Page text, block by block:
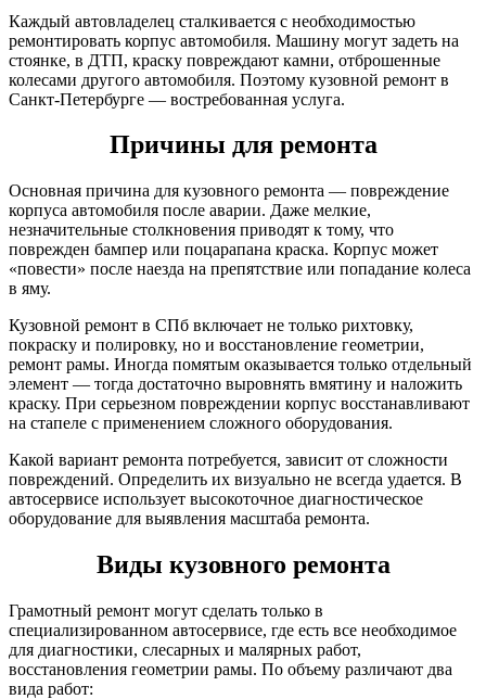
Каждый автовладелец сталкивается с необходимостью
ремонтировать корпус автомобиля. Машину могут задеть на
стоянке, в ДТП, краску повреждают камни, отброшенные
колесами другого автомобиля. Поэтому кузовной ремонт в
Санкт-Петербурге — востребованная услуга.
Причины для ремонта
Основная причина для кузовного ремонта — повреждение
корпуса автомобиля после аварии. Даже мелкие,
незначительные столкновения приводят к тому, что
поврежден бампер или поцарапана краска. Корпус может
«повести» после наезда на препятствие или попадание колеса
в яму.
Кузовной ремонт в СПб включает не только рихтовку,
покраску и полировку, но и восстановление геометрии,
ремонт рамы. Иногда помятым оказывается только отдельный
элемент — тогда достаточно выровнять вмятину и наложить
краску. При серьезном повреждении корпус восстанавливают
на стапеле с применением сложного оборудования.
Какой вариант ремонта потребуется, зависит от сложности
повреждений. Определить их визуально не всегда удается. В
автосервисе использует высокоточное диагностическое
оборудование для выявления масштаба ремонта.
Виды кузовного ремонта
Грамотный ремонт могут сделать только в
специализированном автосервисе, где есть все необходимое
для диагностики, слесарных и малярных работ,
восстановления геометрии рамы. По объему различают два
вида работ: